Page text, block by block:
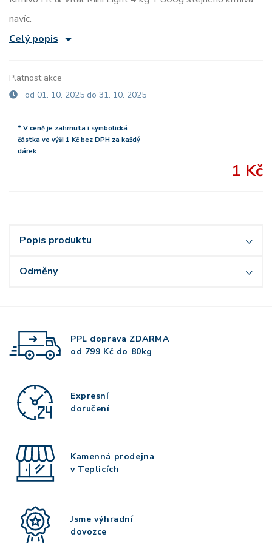
navíc.
Celý popis
Platnost akce
od 01. 10. 2025 do 31. 10. 2025
* V ceně je zahrnuta i symbolická
částka ve výši 1 Kč bez DPH za každý
dárek
1 Kč
Popis produktu
Odměny
PPL doprava ZDARMA
od 799 Kč do 80kg
Expresní
doručení
Kamenná prodejna
v Teplicích
Jsme výhradní
dovozce